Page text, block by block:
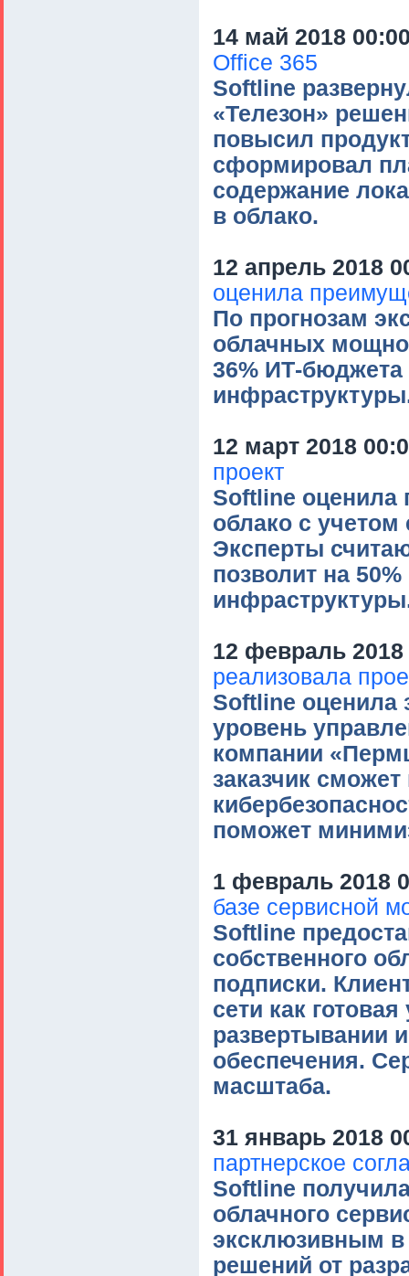
14 май 2018
Office 365
Softline
«Телезон»
повысил
сформировал
содержание
в облако.
12 апрель 2018
оценила
По прогнозам
облачных
36% ИТ-бюджета
12 март 2018
проект
Softline оценила
облако с учетом
Эксперты
позволит на
12 февраль 2018
реализовала
Softline оценила
уровень
компании
заказчик
поможет
1 февраль 2018
базе сервисной
Softline
собственного
подписки.
сети как
развертывании
обеспечения.
масштаба.
31 январь 2018
партнерское
Softline
облачного
эксклюзивным
решений от